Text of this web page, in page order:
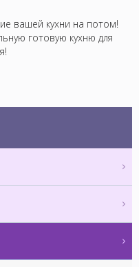
вашей кухни на потом!
готовую кухню для